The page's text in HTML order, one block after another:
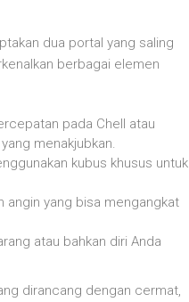
dua portal yang saling
berbagai elemen
pada Chell atau
menakjubkan.
kubus khusus untuk
angin yang bisa mengangkat
atau bahkan diri Anda
dirancang dengan cermat,